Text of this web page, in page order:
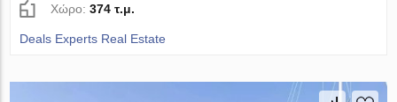
Χώρο:374 τ.μ.
Deals Experts Real Estate